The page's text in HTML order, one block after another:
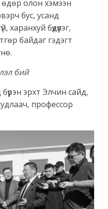
олон хэмээн
бус, усанд
харанхуй бүдүүлэг,
байдаг гэдэгт
бий
эрхт Элчин сайд,
профессор